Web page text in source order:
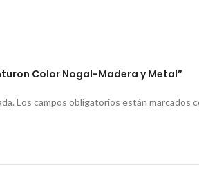
Color Nogal-Madera y Metal”
Los campos obligatorios están marcados